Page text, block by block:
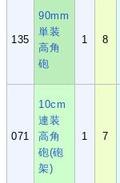
135
90mm
単装
高角
砲
1 8
071
10cm
連装
高角
砲(砲
架)
1 7